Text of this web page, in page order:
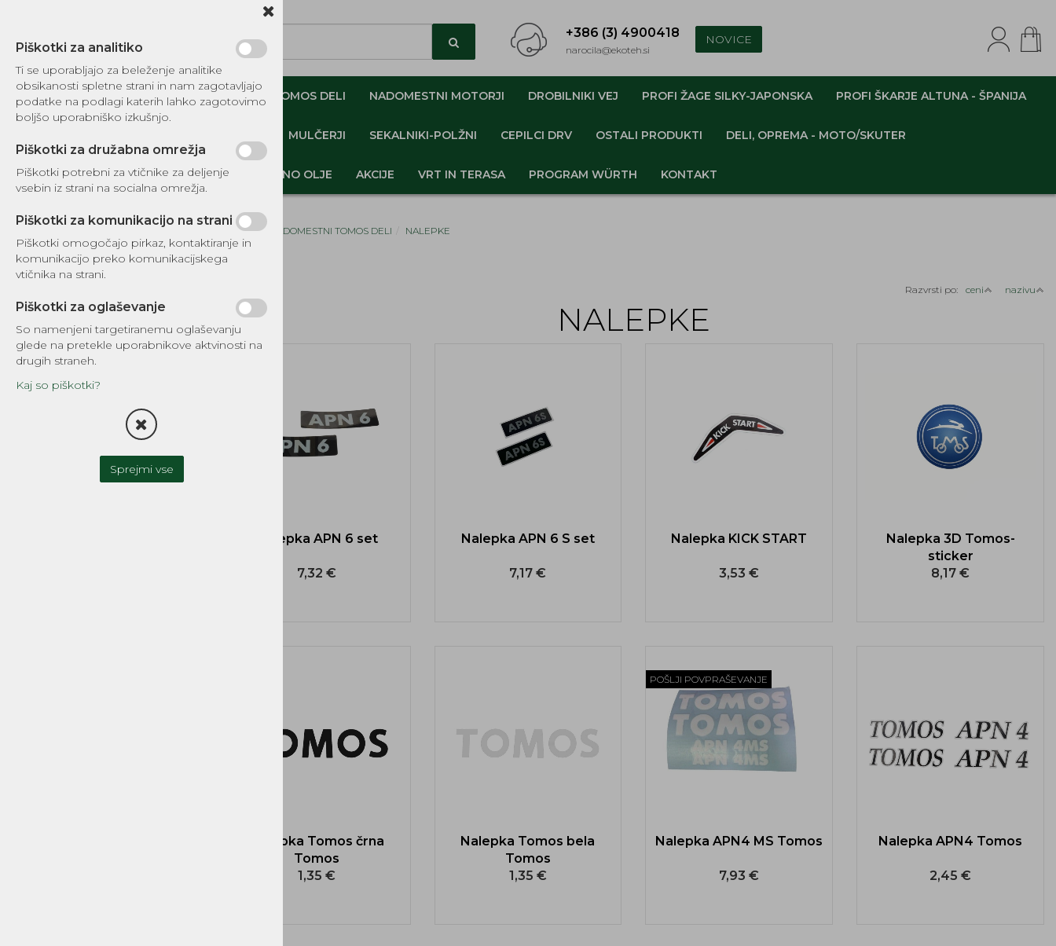
+386 (3) 4900418
narocila@ekoteh.si
NOVICE
NADOMESTNI TOMOS DELI ORIGINALNI TOMOS DELI NADOMESTNI MOTORJI DROBILNIKI VEJ PROFI ŽAGE SILKY-JAPONSKA PROFI ŠKARJE ALTUNA - ŠPANIJA
MULČERJI SEKALNIKI-POLŽNI CEPILCI DRV OSTALI PRODUKTI DELI, OPREMA - MOTO/SKUTER
DELI, OPREMA - GOZD, VRT, DOM MOTORNO OLJE AKCIJE VRT IN TERASA PROGRAM WÜRTH KONTAKT
KATALOG REZERVNIH DELOV
TOMOS
NADOMESTNI TOMOS DELI
IZPUŠNI SISTEMI
OLJNA ČRPALKA-OLJNI
UPLINJAČI IN DELI
Domov NADOMESTNI TOMOS DELI NALEPKE
Razvrsti po: ceni nazivu
NALEPKE
Nalepka APN 6 set
7,32 €
Nalepka APN 6 S set
7,17 €
Nalepka KICK START
3,53 €
Nalepka 3D Tomos-
sticker
8,17 €
Nalepka Tomos črna
Tomos
1,35 €
Nalepka Tomos bela
Tomos
1,35 €
POŠLJI POVPRAŠEVANJE
Nalepka APN4 MS Tomos
7,93 €
Nalepka APN4 Tomos
2,45 €
Piškotki za analitiko
Ti se uporabljajo za beleženje analitike
obsikanosti spletne strani in nam zagotavljajo
podatke na podlagi katerih lahko zagotovimo
boljšo uporabniško izkušnjo.
Piškotki za družabna omrežja
Piškotki potrebni za vtičnike za deljenje
vsebin iz strani na socialna omrežja.
Piškotki za komunikacijo na strani
Piškotki omogočajo pirkaz, kontaktiranje in
komunikacijo preko komunikacijskega
vtičnika na strani.
Piškotki za oglaševanje
So namenjeni targetiranemu oglaševanju
glede na pretekle uporabnikove aktvinosti na
drugih straneh.
Kaj so piškotki?
Sprejmi vse